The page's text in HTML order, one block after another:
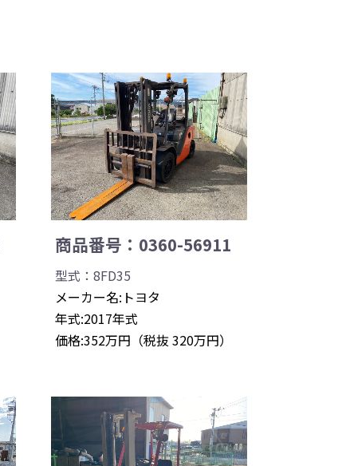
商品番号：0360-56911
型式：8FD35
メーカー名:トヨタ
年式:2017年式
価格:352万円（税抜 320万円）